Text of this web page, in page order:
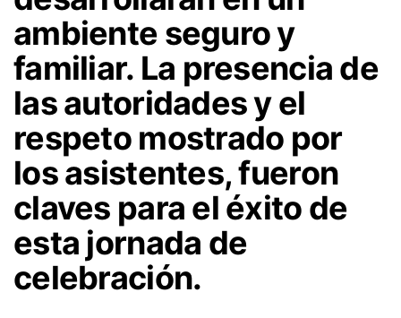
ambiente seguro y
familiar. La presencia de
las autoridades y el
respeto mostrado por
los asistentes, fueron
claves para el éxito de
esta jornada de
celebración.